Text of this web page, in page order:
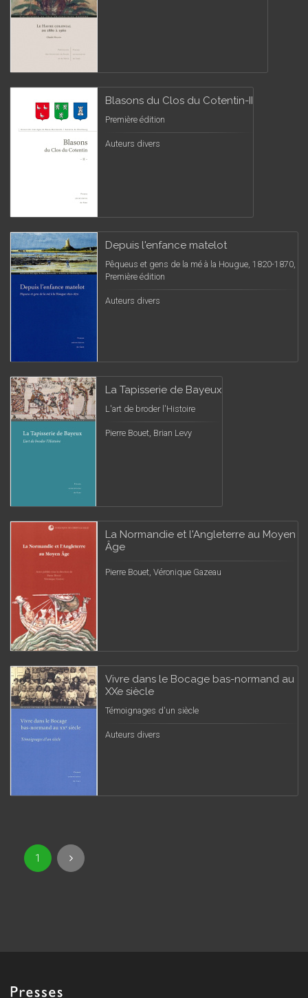
Blasons du Clos du Cotentin-II
Première édition
Auteurs divers
Depuis l'enfance matelot
Pêqueus et gens de la mé à la Hougue, 1820-1870,
Première édition
Auteurs divers
La Tapisserie de Bayeux
L'art de broder l'Histoire
Pierre Bouet, Brian Levy
La Normandie et l'Angleterre au Moyen
Âge
Pierre Bouet, Véronique Gazeau
Vivre dans le Bocage bas-normand au
XXe siècle
Témoignages d'un siècle
Auteurs divers
1